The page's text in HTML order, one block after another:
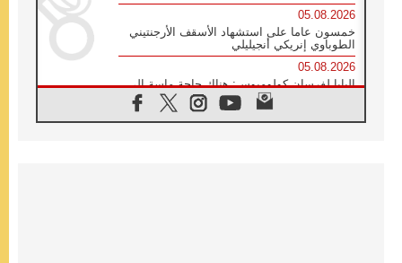
05.08.2026
خمسون عاما على استشهاد الأسقف الأرجنتيني
الطوباوي إنريكي أنجيليلي
05.08.2026
البابا لفرسان كولومبوس: هناك حاجة ماسة إلى
أنبياء تناغم يسعون إلى بناء الجسور
04.08.2026